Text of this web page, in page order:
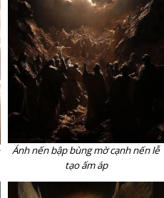
Ánh nến bập bùng mờ cạnh nến lễ
tạo ấm áp